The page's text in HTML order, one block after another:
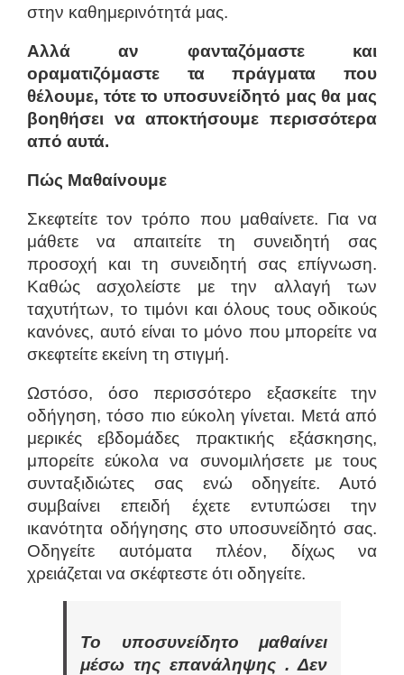
στην καθημερινότητά μας.
Αλλά αν φανταζόμαστε και
οραματιζόμαστε τα πράγματα που
θέλουμε, τότε το υποσυνείδητό μας θα μας
βοηθήσει να αποκτήσουμε περισσότερα
από αυτά.
Πώς Μαθαίνουμε
Σκεφτείτε τον τρόπο που μαθαίνετε. Για να
μάθετε να απαιτείτε τη συνειδητή σας
προσοχή και τη συνειδητή σας επίγνωση.
Καθώς ασχολείστε με την αλλαγή των
ταχυτήτων, το τιμόνι και όλους τους οδικούς
κανόνες, αυτό είναι το μόνο που μπορείτε να
σκεφτείτε εκείνη τη στιγμή.
Ωστόσο, όσο περισσότερο εξασκείτε την
οδήγηση, τόσο πιο εύκολη γίνεται. Μετά από
μερικές εβδομάδες πρακτικής εξάσκησης,
μπορείτε εύκολα να συνομιλήσετε με τους
συνταξιδιώτες σας ενώ οδηγείτε. Αυτό
συμβαίνει επειδή έχετε εντυπώσει την
ικανότητα οδήγησης στο υποσυνείδητό σας.
Οδηγείτε αυτόματα πλέον, δίχως να
χρειάζεται να σκέφτεστε ότι οδηγείτε.
Το υποσυνείδητο μαθαίνει
μέσω της επανάληψης . Δεν